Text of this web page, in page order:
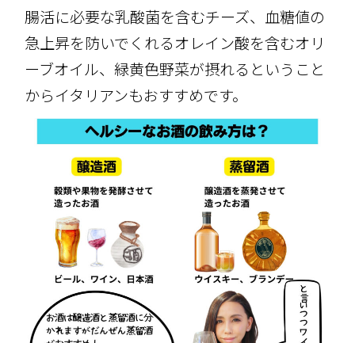
腸活に必要な乳酸菌を含むチーズ、血糖値の
急上昇を防いでくれるオレイン酸を含むオリ
ーブオイル、緑黄色野菜が摂れるということ
からイタリアンもおすすめです。